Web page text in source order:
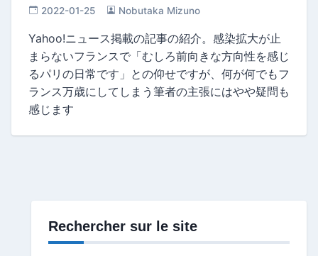
2022-01-25 Nobutaka Mizuno
Yahoo!ニュース掲載の記事の紹介。感染拡大が止
まらないフランスで「むしろ前向きな方向性を感じ
るパリの日常です」との仰せですが、何が何でもフ
ランス万歳にしてしまう筆者の主張にはやや疑問も
感じます
Rechercher sur le site